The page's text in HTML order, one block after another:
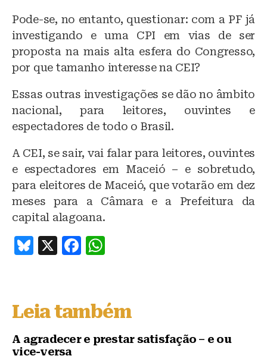
Pode-se, no entanto, questionar: com a PF já
investigando e uma CPI em vias de ser
proposta na mais alta esfera do Congresso,
por que tamanho interesse na CEI?
Essas outras investigações se dão no âmbito
nacional, para leitores, ouvintes e
espectadores de todo o Brasil.
A CEI, se sair, vai falar para leitores, ouvintes
e espectadores em Maceió – e sobretudo,
para eleitores de Maceió, que votarão em dez
meses para a Câmara e a Prefeitura da
capital alagoana.
B
s
k
y
X
F
e
b
o
s
A
p
Leia também
A agradecer e prestar satisfação – e ou
vice-versa